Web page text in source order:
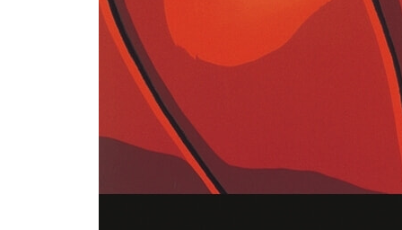
[MOVIE DISC 1-2]
- 극장판(1~4기)
- SUPPLEMENT(부가영상 및 음성)